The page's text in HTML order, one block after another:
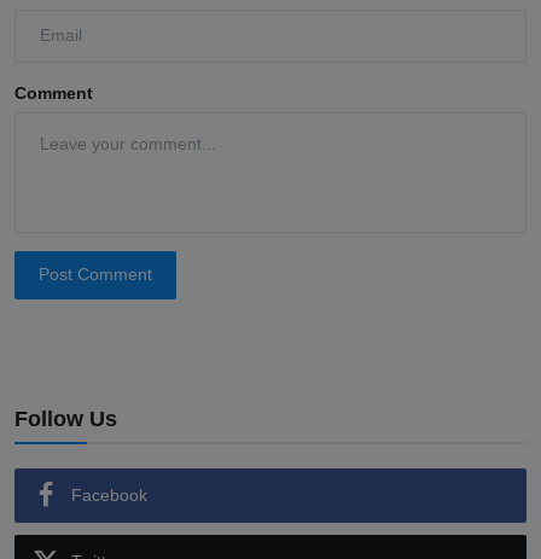
Comment
Post Comment
Follow Us
Facebook